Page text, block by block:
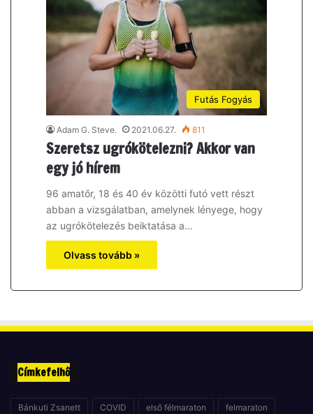
Futás Fogyás
Adam G. Steve. 2021.06.27. 811
Szeretsz ugrókötelezni? Akkor van
egy jó hírem
96 amatőr, 18 és 40 év közötti futó vett részt
abban a vizsgálatban, amelynek lényege, hogy
az ugrókötelezés beiktatása a…
Olvass tovább »
Címkefelhő
Bánkuti Zsanett COVID első félmaraton felmaraton